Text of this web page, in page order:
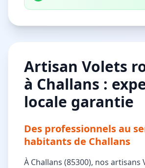
Artisan Volets
à Challans :
locale garantie
Des professionnels au
habitants de Challans
À Challans (85300), nos artisans